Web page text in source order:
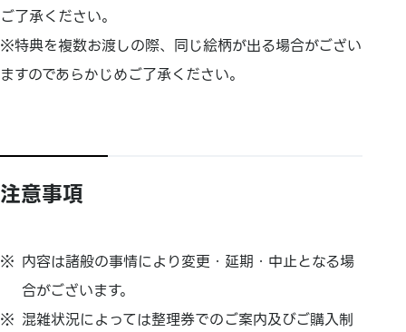
ご了承ください。
※特典を複数お渡しの際、同じ絵柄が出る場合がござい
ますのであらかじめご了承ください。
注意事項
内容は諸般の事情により変更・延期・中止となる場
合がございます。
混雑状況によっては整理券でのご案内及びご購入制